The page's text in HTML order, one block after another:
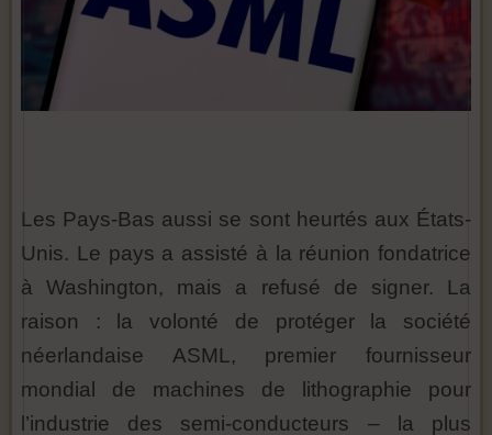
Les Pays-Bas aussi se sont heurtés aux États-
Unis. Le pays a assisté à la réunion fondatrice
à Washington, mais a refusé de signer. La
raison : la volonté de protéger la société
néerlandaise ASML, premier fournisseur
mondial de machines de lithographie pour
l’industrie des semi-conducteurs – la plus